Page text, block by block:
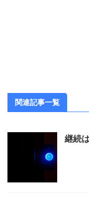
関連記事一覧
継続